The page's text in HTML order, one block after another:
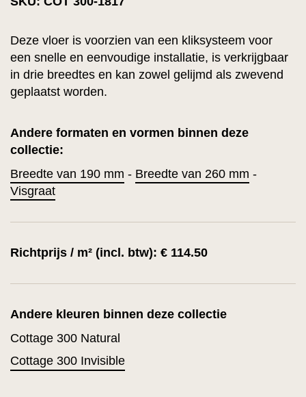
Deze vloer is voorzien van een kliksysteem voor
een snelle en eenvoudige installatie, is verkrijgbaar
in drie breedtes en kan zowel gelijmd als zwevend
geplaatst worden.
Andere formaten en vormen binnen deze
collectie:
Breedte van 190 mm - Breedte van 260 mm -
Visgraat
Richtprijs / m² (incl. btw): € 114.50
Andere kleuren binnen deze collectie
Cottage 300 Natural
Cottage 300 Invisible